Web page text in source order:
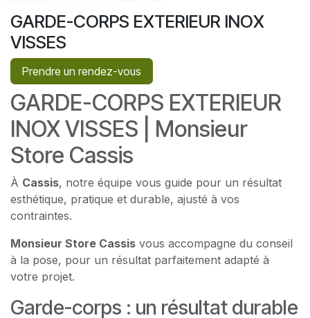
GARDE-CORPS EXTERIEUR INOX
VISSES
Prendre un rendez-vous
GARDE-CORPS EXTERIEUR
INOX VISSES | Monsieur
Store Cassis
À Cassis, notre équipe vous guide pour un résultat
esthétique, pratique et durable, ajusté à vos
contraintes.
Monsieur Store Cassis vous accompagne du conseil
à la pose, pour un résultat parfaitement adapté à
votre projet.
Garde-corps : un résultat durable